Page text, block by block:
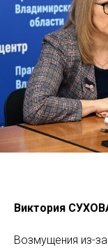
Виктория
Возмущения из-